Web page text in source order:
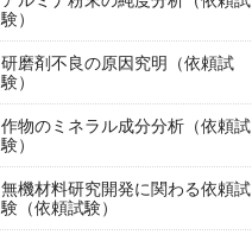
験）
研磨剤不良の原因究明（依頼試
験）
作物のミネラル成分分析（依頼試
験）
無機材料研究開発に関わる依頼試
験（依頼試験）